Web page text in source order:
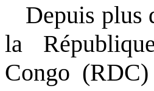
Depuis plus
la
Congo